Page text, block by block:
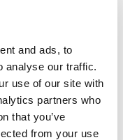
and ads, to
analyse our traffic.
use of our site with
partners who
that you’ve
from your use
Praxis. Das ist die Art
liebsten die
Ergänzungsfuttermittel
als Bioingenieurin zum
von innen und außen:
mit den
beschäftigt. Als
gerne selbst,